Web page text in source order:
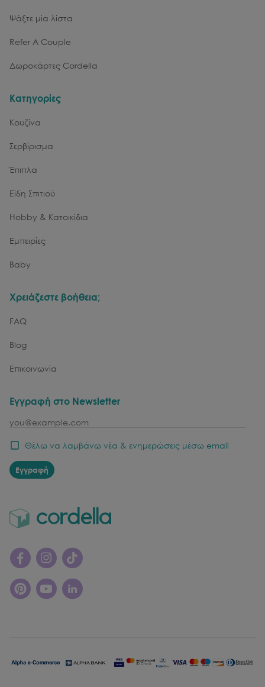
Ψάξτε μία λίστα
Refer A Couple
Δωροκάρτες Cordella
Κατηγορίες
Κουζίνα
Σερβίρισμα
Έπιπλα
Είδη Σπιτιού
Hobby & Κατοικίδια
Εμπειρίες
Baby
Χρειάζεστε βοήθεια;
FAQ
Blog
Επικοινωνία
Εγγραφή στο Newsletter
email
Θέλω να λαμβάνω νέα & ενημερώσεις μέσω email
Εγγραφή